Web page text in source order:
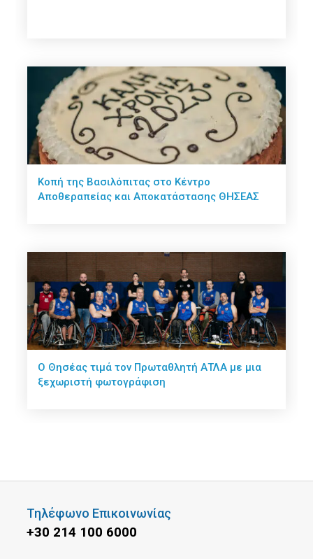
Κοπή της Βασιλόπιτας στο Κέντρο
Αποθεραπείας και Αποκατάστασης ΘΗΣΕΑΣ
Ο Θησέας τιμά τον Πρωταθλητή ΑΤΛΑ με μια
ξεχωριστή φωτογράφιση
Τηλέφωνο Επικοινωνίας
+30 214 100 6000